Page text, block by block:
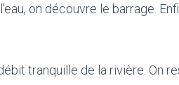
on découvre le barrage.
tranquille de la rivière. On